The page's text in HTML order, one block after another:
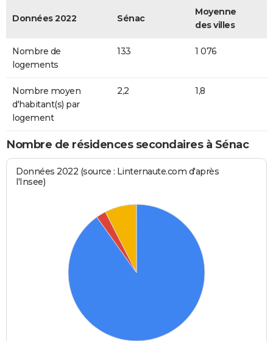
Données 2022 Sénac
Moyenne
des villes
Nombre de
logements
133 1 076
Nombre moyen
d'habitant(s) par
logement
2,2 1,8
Nombre de résidences secondaires à Sénac
Données 2022 (source : Linternaute.com d'après
l'Insee)